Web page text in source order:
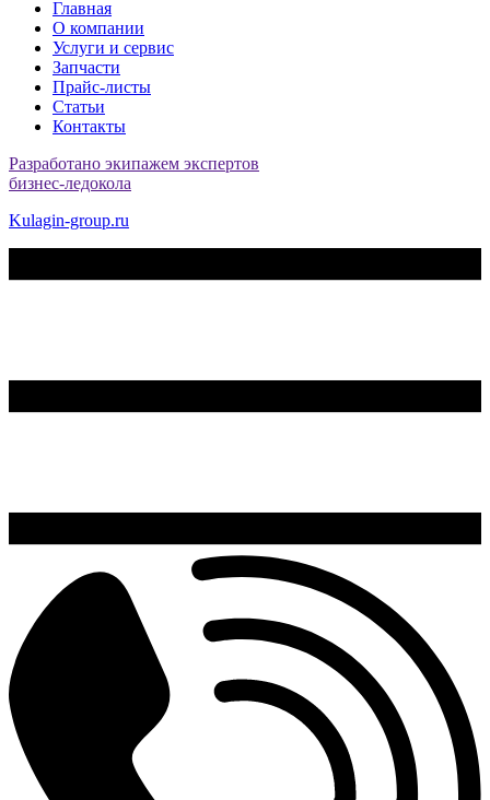
Главная
О компании
Услуги и сервис
Запчасти
Прайс-листы
Статьи
Контакты
Разработано экипажем экспертов
бизнес-ледокола
Kulagin-group.ru